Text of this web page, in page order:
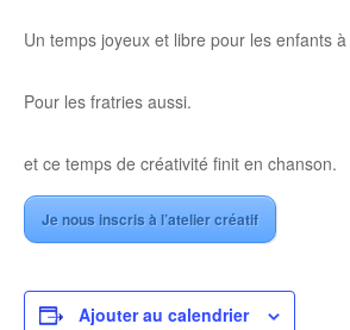
Un temps joyeux et libre pour les enfants
Pour les fratries aussi.
et ce temps de créativité finit en chanson.
Je nous inscris à l’atelier créatif
Ajouter au calendrier